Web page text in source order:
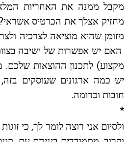
מקבל ממנה את האחריות
מחזיק אצלך את הכרטיס
מזומן שהיא מוציאה לצרכיה
האם יש אפשרות של ישיבה
מקצוע) לתכנון ההוצאות שלכם.
יש כמה ארגונים שעוסקים
חובות וכדומה.
*
ולסיום אני רוצה לומר לך, כי